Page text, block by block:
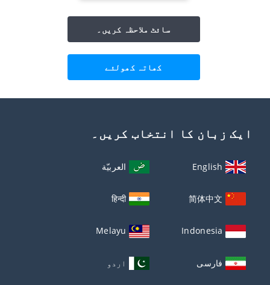
سائٹ ملاحظہ کریں۔
کھاتہ کھولئے
ایک زبان کا انتخاب کریں۔
English العربيّة
简体中文
हिन्दी
Indonesia
Melayu
فارسی اردو